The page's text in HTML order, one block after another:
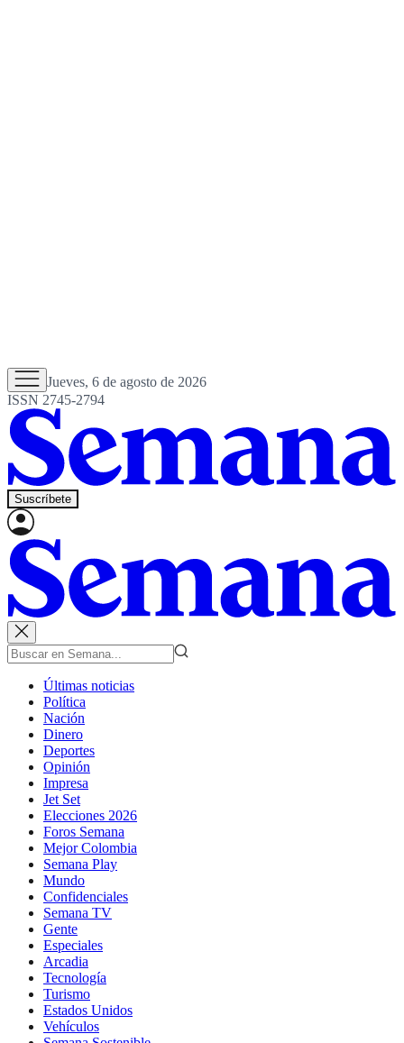
Jueves, 6 de agosto de 2026
ISSN 2745-2794
Suscríbete
Últimas noticias
Política
Nación
Dinero
Deportes
Opinión
Impresa
Jet Set
Elecciones 2026
Foros Semana
Mejor Colombia
Semana Play
Mundo
Confidenciales
Semana TV
Gente
Especiales
Arcadia
Tecnología
Turismo
Estados Unidos
Vehículos